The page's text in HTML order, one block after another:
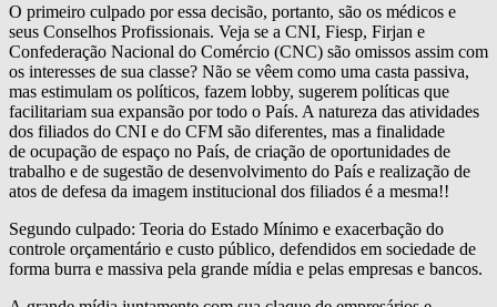
O primeiro culpado por essa decisão, portanto, são os médicos e
seus Conselhos Profissionais. Veja se a CNI, Fiesp, Firjan e
Confederação Nacional do Comércio (CNC) são omissos assim com
os interesses de sua classe? Não se vêem como uma casta passiva,
mas estimulam os políticos, fazem lobby, sugerem políticas que
facilitariam sua expansão por todo o País. A natureza das atividades
dos filiados do CNI e do CFM são diferentes, mas a finalidade
de ocupação de espaço no País, de criação de oportunidades de
trabalho e de sugestão de desenvolvimento do País e realização de
atos de defesa da imagem institucional dos filiados é a mesma!!
Segundo culpado: Teoria do Estado Mínimo e exacerbação do
controle orçamentário e custo público, defendidos em sociedade de
forma burra e massiva pela grande mídia e pelas empresas e bancos.